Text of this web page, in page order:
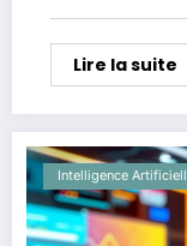
Lire la suite
Intelligence